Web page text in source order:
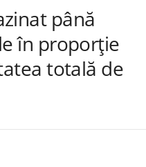
până
în proporţie
totală de